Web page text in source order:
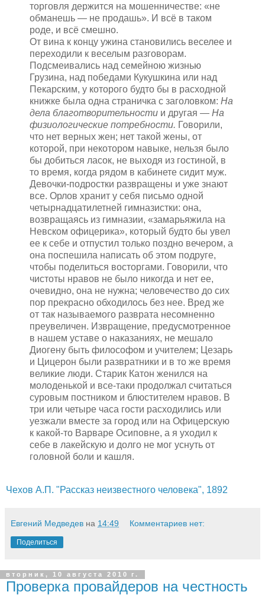
торговля держится на мошенничестве: «не
обманешь — не продашь». И всё в таком
роде, и всё смешно.
От вина к концу ужина становились веселее и
переходили к веселым разговорам.
Подсмеивались над семейною жизнью
Грузина, над победами Кукушкина или над
Пекарским, у которого будто бы в расходной
книжке была одна страничка с заголовком: На
дела благотворительности и другая — На
физиологические потребности. Говорили,
что нет верных жен; нет такой жены, от
которой, при некотором навыке, нельзя было
бы добиться ласок, не выходя из гостиной, в
то время, когда рядом в кабинете сидит муж.
Девочки-подростки развращены и уже знают
все. Орлов хранит у себя письмо одной
четырнадцатилетней гимназистки: она,
возвращаясь из гимназии, «замарьяжила на
Невском офицерика», который будто бы увел
ее к себе и отпустил только поздно вечером, а
она поспешила написать об этом подруге,
чтобы поделиться восторгами. Говорили, что
чистоты нравов не было никогда и нет ее,
очевидно, она не нужна; человечество до сих
пор прекрасно обходилось без нее. Вред же
от так называемого разврата несомненно
преувеличен. Извращение, предусмотренное
в нашем уставе о наказаниях, не мешало
Диогену быть философом и учителем; Цезарь
и Цицерон были развратники и в то же время
великие люди. Старик Катон женился на
молоденькой и все-таки продолжал считаться
суровым постником и блюстителем нравов. В
три или четыре часа гости расходились или
уезжали вместе за город или на Офицерскую
к какой-то Варваре Осиповне, а я уходил к
себе в лакейскую и долго не мог уснуть от
головной боли и кашля.
Чехов А.П. "Рассказ неизвестного человека", 1892
Евгений Медведев на 14:49 Комментариев нет:
Поделиться
вторник, 10 августа 2010 г.
Проверка провайдеров на честность